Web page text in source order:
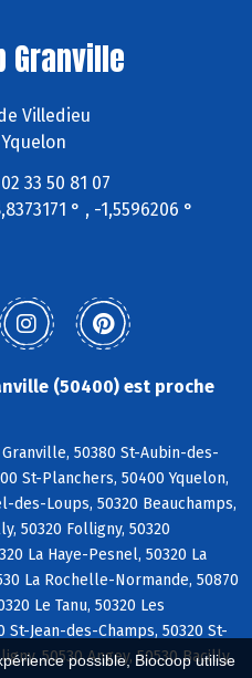
possible, Biocoop utilise
Granville
Villedieu
02 33 50 81 07
° , -1,5596206 °
(50400) est proche
50380 St-Aubin-des-
St-Planchers, 50400 Yquelon,
des-Loups, 50320 Beauchamps,
50320 Folligny, 50320
La Haye-Pesnel, 50320 La
La Rochelle-Normande, 50870
Le Tanu, 50320 Les
Jean-des-Champs, 50320 St-
50530 Angey, 50530 Bacilly,